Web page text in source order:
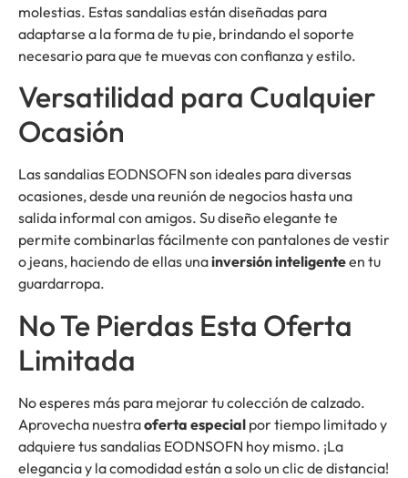
molestias. Estas sandalias están diseñadas para
adaptarse a la forma de tu pie, brindando el soporte
necesario para que te muevas con confianza y estilo.
Versatilidad para Cualquier
Ocasión
Las sandalias EODNSOFN son ideales para diversas
ocasiones, desde una reunión de negocios hasta una
salida informal con amigos. Su diseño elegante te
permite combinarlas fácilmente con pantalones de vestir
o jeans, haciendo de ellas unainversión inteligenteen tu
guardarropa.
No Te Pierdas Esta Oferta
Limitada
No esperes más para mejorar tu colección de calzado.
Aprovecha nuestraoferta especial por tiempo limitado y
adquiere tus sandalias EODNSOFN hoy mismo. ¡La
elegancia y la comodidad están a solo un clic de distancia!